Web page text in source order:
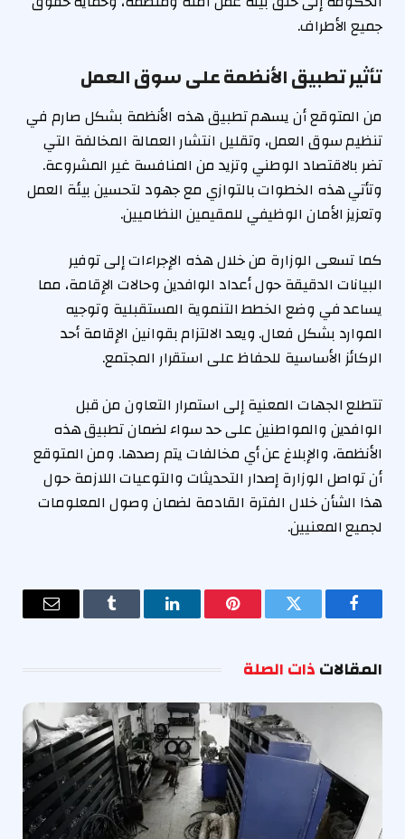
جميع الأطراف.
تأثير تطبيق الأنظمة على سوق العمل
من المتوقع أن يسهم تطبيق هذه الأنظمة بشكل صارم في
تنظيم سوق العمل، وتقليل انتشار العمالة المخالفة التي
تضر بالاقتصاد الوطني وتزيد من المنافسة غير المشروعة.
وتأتي هذه الخطوات بالتوازي مع جهود لتحسين بيئة العمل
وتعزيز الأمان الوظيفي للمقيمين النظاميين.
كما تسعى الوزارة من خلال هذه الإجراءات إلى توفير
البيانات الدقيقة حول أعداد الوافدين وحالات الإقامة، مما
يساعد في وضع الخطط التنموية المستقبلية وتوجيه
الموارد بشكل فعال. ويعد الالتزام بقوانين الإقامة أحد
الركائز الأساسية للحفاظ على استقرار المجتمع.
تتطلع الجهات المعنية إلى استمرار التعاون من قبل
الوافدين والمواطنين على حد سواء لضمان تطبيق هذه
الأنظمة، والإبلاغ عن أي مخالفات يتم رصدها. ومن المتوقع
أن تواصل الوزارة إصدار التحديثات والتوعيات اللازمة حول
هذا الشأن خلال الفترة القادمة لضمان وصول المعلومات
لجميع المعنيين.
فيسبوك تويتر بينتيريستلينكدإن Tumblr
البريد
المقالاتذات الصلة